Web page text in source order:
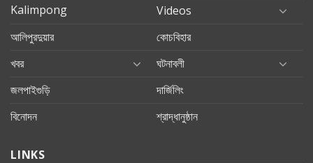
Kalimpong
Videos
আলিপুরদুয়ার
কোচবিহার
খবর
ঘটনাবলী
জলপাইগুড়ি
দার্জিলিং
বিনোদন
শ্রাদ্ধানুষ্ঠান
LINKS